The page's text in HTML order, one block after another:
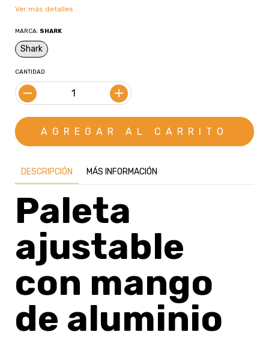
Ver más detalles
MARCA: SHARK
Shark
CANTIDAD
DESCRIPCIÓN MÁS INFORMACIÓN
Paleta
ajustable
con mango
de aluminio